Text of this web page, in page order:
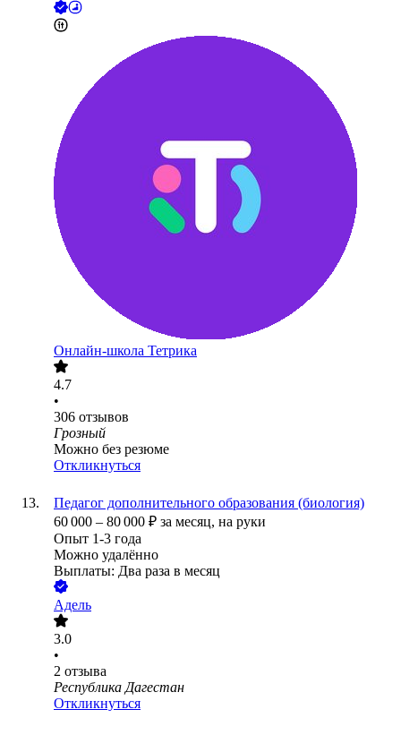
Онлайн-школа Тетрика
4.7
•
306 отзывов
Грозный
Можно без резюме
Откликнуться
Педагог дополнительного образования (биология)
60 000 – 80 000 ₽ за месяц, на руки
Опыт 1-3 года
Можно удалённо
Выплаты: Два раза в месяц
Адель
3.0
•
2 отзыва
Республика Дагестан
Откликнуться